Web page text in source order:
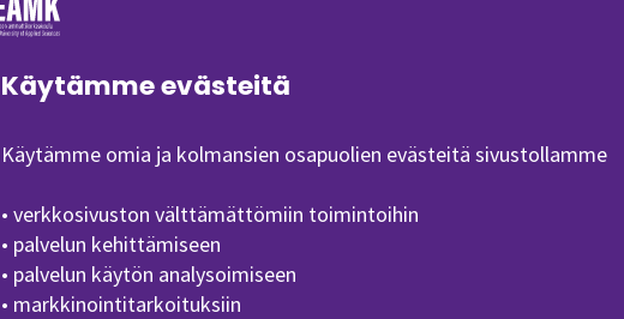
Palaute Tietosuoja
Käytämme evästeitä
Käytämme omia ja kolmansien osapuolien evästeitä sivustollamme
• verkkosivuston välttämättömiin toimintoihin
• palvelun kehittämiseen
• palvelun käytön analysoimiseen
• markkinointitarkoituksiin